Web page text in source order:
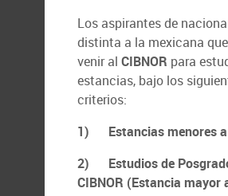
Los aspirantes de
distinta a la mexicana
venir al CIBNOR para
estancias, bajo los
criterios:
1) Estancias menores
2) Estudios de
CIBNOR (Estancia mayor